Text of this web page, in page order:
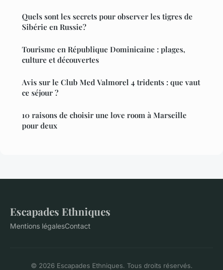
Quels sont les secrets pour observer les tigres de
Sibérie en Russie?
Tourisme en République Dominicaine : plages,
culture et découvertes
Avis sur le Club Med Valmorel 4 tridents : que vaut
ce séjour ?
10 raisons de choisir une love room à Marseille
pour deux
Escapades Ethniques
Mentions légalesContact
© 2026 Escapades Ethniques. Tous droits réservés.